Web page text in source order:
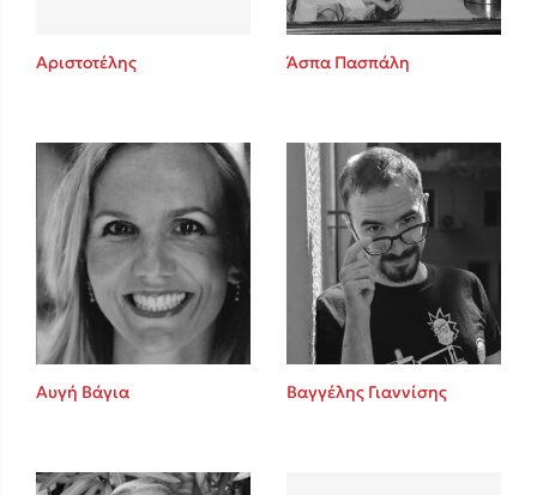
Αριστοτέλης Άσπα Πασπάλη
Αυγή Βάγια Βαγγέλης Γιαννίσης